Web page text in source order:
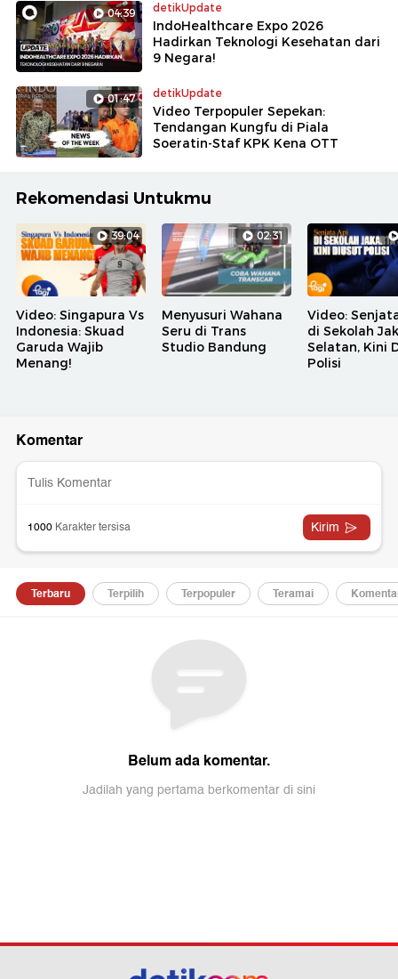
04:39 detikUpdate
IndoHealthcare Expo 2026
Hadirkan Teknologi Kesehatan dari
9 Negara!
01:47 detikUpdate
Video Terpopuler Sepekan:
Tendangan Kungfu di Piala
Soeratin-Staf KPK Kena OTT
Rekomendasi Untukmu
39:04
Video: Singapura Vs
Indonesia: Skuad
Garuda Wajib
Menang!
02:31
Menyusuri Wahana
Seru di Trans
Studio Bandung
Video:
di Sekolah
Selatan, Kini
Polisi